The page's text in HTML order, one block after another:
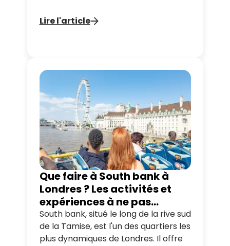
différent ? Tootbus vous propose un
guide des expériences uniques à vivre
Lire l'article
Que faire à South bank à
Londres ? Les activités et
expériences à ne pas
manquer
South bank, situé le long de la rive sud
de la Tamise, est l'un des quartiers les
plus dynamiques de Londres. Il offre